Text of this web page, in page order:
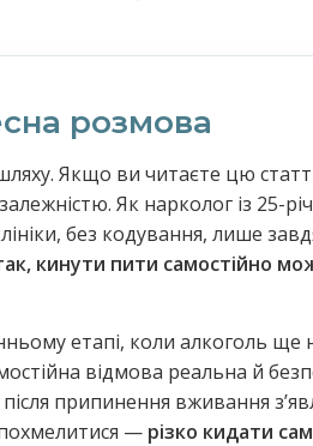
розмова
Якщо ви читаєте цю
Як нарколог із 25-
без кодування, лише
кинути пити самостійно
етапі, коли алкоголь
відмова реальна й
припинення вживання
— різко кидати